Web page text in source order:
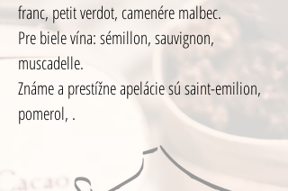
franc, petit verdot, camenére malbec.
Pre biele vína: sémillon, sauvignon,
muscadelle.
Známe a prestížne apelácie sú saint-emilion,
pomerol, .